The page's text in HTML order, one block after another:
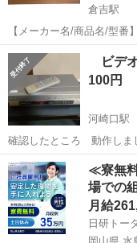
倉吉駅
【メーカー名/商品名/型番】 美品 アキュフェーズ accuphase DP-510
CDプレイヤー 【状態】 Ａ 美品・傷汚れ極わずか ※ランクに関して
は、下記一覧をご参考下
鳥取 東伯郡 倉吉駅
アキュフェーズ
ビデ
100円
河崎口駅
確認したところ 動作しま
鳥取 米子市 河崎口
≪寮無
場での
月給
日研トー